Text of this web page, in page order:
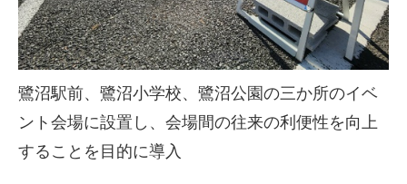
鷺沼駅前、鷺沼小学校、鷺沼公園の三か所のイベ
ント会場に設置し、会場間の往来の利便性を向上
することを目的に導入